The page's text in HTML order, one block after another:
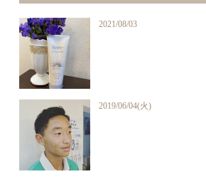
2021/08/03
2019/06/04(火)